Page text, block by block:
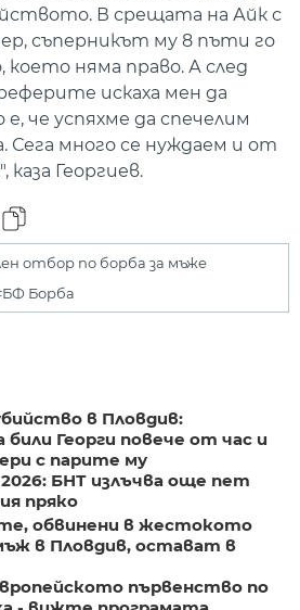
В срещата на Айк с
съперникът му 8 пъти го
няма право. А след
искаха мен да
че успяхме да спечелим
Сега много се нуждаем и от
Георгиев.
отбор по борба за мъже
Борба
в Пловдив:
Георги повече от час и
с парите му
БНТ излъчва още пет
пряко
обвинени в жестокото
в Пловдив, остават в
първенство по